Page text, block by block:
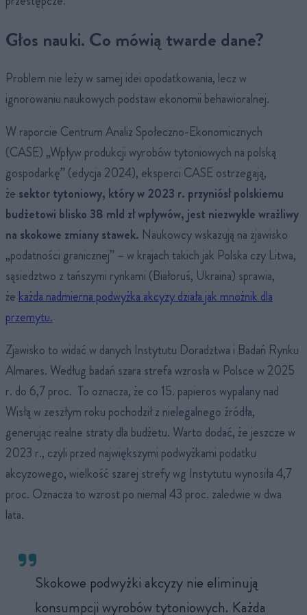
Głos nauki. Co mówią twarde dane?
Problem nie leży w samej idei opodatkowania, lecz w
ignorowaniu naukowych podstaw ekonomii behawioralnej.
W raporcie Centrum Analiz Społeczno-Ekonomicznych
(CASE) „Wpływ produkcji wyrobów tytoniowych na polską
gospodarkę” (edycja 2024), eksperci CASE ostrzegają,
że sektor tytoniowy, który w 2023 r. przyniósł polskiemu
budżetowi blisko 38 mld zł wpływów, jest niezwykle wrażliwy
na skokowe zmiany stawek. Naukowcy wskazują na zjawisko
„podatności granicznej” – w krajach takich jak Polska czy Litwa,
sąsiedztwo z tańszymi rynkami (Białoruś, Ukraina) sprawia,
żekażda nadmierna podwyżka akcyzy działa jak mnożnik dla
przemytu.
Zjawisko to widać w danych Instytutu Doradztwa i Badań Rynku
Almares. Według badań szara strefa wzrosła w Polsce w 2025
r. do 6,7 proc. To oznacza, że co 15. papieros wypalany nad
Wisłą w zeszłym roku pochodził z nielegalnego źródła,
generując realne straty dla budżetu. Warto dodać, że jeszcze w
2023 r., czyli przed największymi podwyżkami podatku
akcyzowego, wielkość szarej strefy wg Instytutu wynosiła 4,7
proc. Oznacza to wzrost po niemal 43 proc. zaledwie w dwa
lata.
Skokowe podwyżki akcyzy nie eliminują
konsumpcji wyrobów tytoniowych. Każda